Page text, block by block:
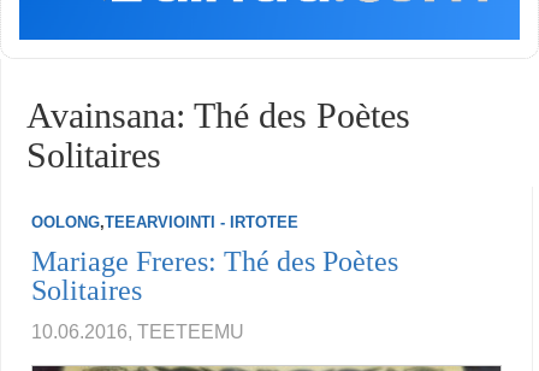
Avainsana: Thé des Poètes
Solitaires
OOLONG,TEEARVIOINTI - IRTOTEE
Mariage Freres: Thé des Poètes
Solitaires
10.06.2016, TEETEEMU